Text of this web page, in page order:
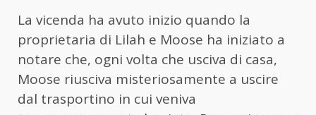
La vicenda ha avuto inizio quando la
proprietaria di Lilah e Moose ha iniziato a
notare che, ogni volta che usciva di casa,
Moose riusciva misteriosamente a uscire
dal trasportino in cui veniva